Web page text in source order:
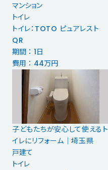
マンション
トイレ
トイレ：TOTO ピュアレスト
QR
期間 ： 1日
費用 ： 44万円
子どもたちが安心して使えるト
イレにリフォーム｜埼玉県
戸建て
トイレ